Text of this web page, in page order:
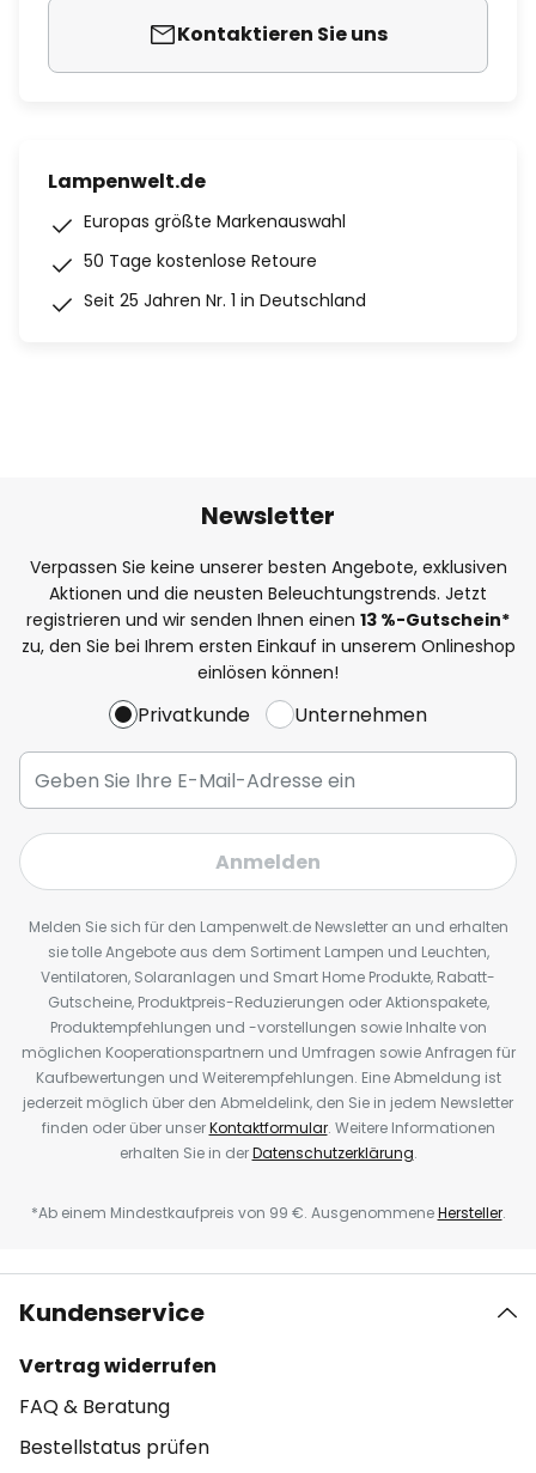
Kontaktieren Sie uns
Lampenwelt.de
Europas größte Markenauswahl
50 Tage kostenlose Retoure
Seit 25 Jahren Nr. 1 in Deutschland
Newsletter
Verpassen Sie keine unserer besten Angebote, exklusiven
Aktionen und die neusten Beleuchtungstrends. Jetzt
registrieren und wir senden Ihnen einen 13 %-Gutschein*
zu, den Sie bei Ihrem ersten Einkauf in unserem Onlineshop
einlösen können!
Privatkunde Unternehmen
Anmelden
Melden Sie sich für den Lampenwelt.de Newsletter an und erhalten
sie tolle Angebote aus dem Sortiment Lampen und Leuchten,
Ventilatoren, Solaranlagen und Smart Home Produkte, Rabatt-
Gutscheine, Produktpreis-Reduzierungen oder Aktionspakete,
Produktempfehlungen und -vorstellungen sowie Inhalte von
möglichen Kooperationspartnern und Umfragen sowie Anfragen für
Kaufbewertungen und Weiterempfehlungen. Eine Abmeldung ist
jederzeit möglich über den Abmeldelink, den Sie in jedem Newsletter
finden oder über unserKontaktformular. Weitere Informationen
erhalten Sie in derDatenschutzerklärung.
*Ab einem Mindestkaufpreis von 99 €. AusgenommeneHersteller.
Kundenservice
Vertrag widerrufen
FAQ & Beratung
Bestellstatus prüfen